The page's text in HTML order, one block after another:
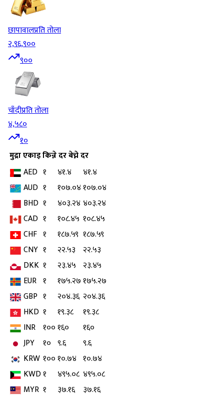
छापावालप्रति तोला
२,९६,९००
९००
चाँदीप्रति तोला
४,५८०
१०
मुद्राएकाइकिन्ने दरबेच्ने दर
AED १ ४१.४
४१.४
AUD १ १०७.०४१०७.०४
BHD १ ४०३.२४ ४०३.२४
CAD १ १०८.४५ १०८.४५
CHF १ १८७.५९ १८७.५९
CNY १ २२.५३
२२.५३
DKK १ २३.४५ २३.४५
EUR १ १७५.२७१७५.२७
GBP १ २०४.३६ २०४.३६
HKD १ १९.३८
१९.३८
INR १००१६०
१६०
JPY
१० ९.६
९.६
KRW १००१०.७४ १०.७४
KWD१ ४९५.०८ ४९५.०८
MYR १ ३७.१६
३७.१६